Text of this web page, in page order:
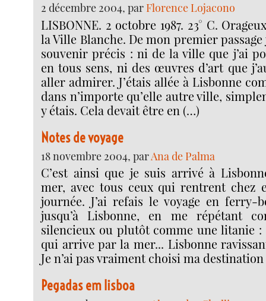
2 décembre 2004, par Florence Lojacono
LISBONNE. 2 octobre 1987. 23° C.
la Ville Blanche. De mon premier
souvenir précis : ni de la ville que j’ai
en tous sens, ni des œuvres d’art que
aller admirer. J’étais allée à Lisbonne
dans n’importe qu’elle autre ville,
y étais. Cela devait être en (…)
Notes de voyage
18 novembre 2004, parAna de Palma
C’est ainsi que je suis arrivé à
mer, avec tous ceux qui rentrent chez
journée. J’ai refais le voyage en ferry-
jusqu’à Lisbonne, en me répétant
silencieux ou plutôt comme une litanie :
qui arrive par la mer... Lisbonne
Je n’ai pas vraiment choisi ma
Pegadas em lisboa